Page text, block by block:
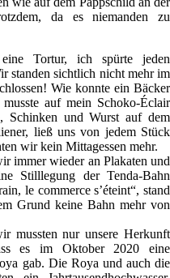
da es niemanden zu
Tortur, ich spürte jeden
standen sichtlich nicht mehr im
Wie konnte ein Bäcker
auf mein Schoko-Éclair
Schinken und Wurst auf dem
ließ uns von jedem Stück
wir kein Mittagessen mehr.
immer wieder an Plakaten und
Stilllegung der Tenda-Bahn
le commerce s’éteint“, stand
Grund keine Bahn mehr von
mussten nur unsere Herkunft
es im Oktober 2020 eine
gab. Die Roya und auch die